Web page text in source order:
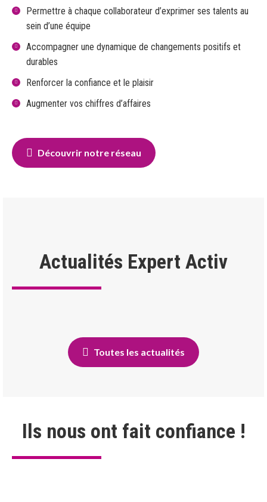
Permettre à chaque collaborateur d’exprimer ses talents au
sein d’une équipe
Accompagner une dynamique de changements positifs et
durables
Renforcer la confiance et le plaisir
Augmenter vos chiffres d’affaires
Découvrir notre réseau
Actualités Expert Activ
Toutes les actualités
Ils nous ont fait confiance !